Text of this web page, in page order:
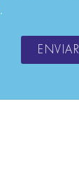
.
ENVIAR